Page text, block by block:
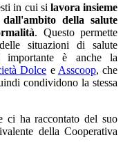
in cui si lavora insieme
della salute
. Questo permette
situazioni di salute
importante è anche la
Dolce e Asscoop, che
condividono la stessa
ci ha raccontato del suo
della Cooperativa